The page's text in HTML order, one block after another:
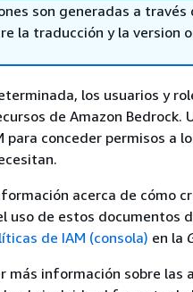
son generadas a
la traducción y la version
los usuarios y
de Amazon Bedrock.
para conceder permisos a
acerca de cómo
uso de estos documentos
de IAM (consola) en la
más información sobre las